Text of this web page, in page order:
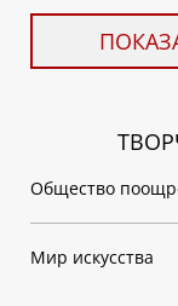
Общество
Мир искусства